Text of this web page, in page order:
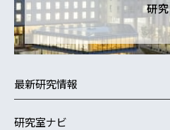
研究
最新研究情報
研究室ナビ